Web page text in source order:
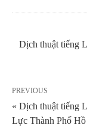
Dịch thuật tiếng
PREVIOUS
« Dịch thuật tiếng
Lực Thành Phố